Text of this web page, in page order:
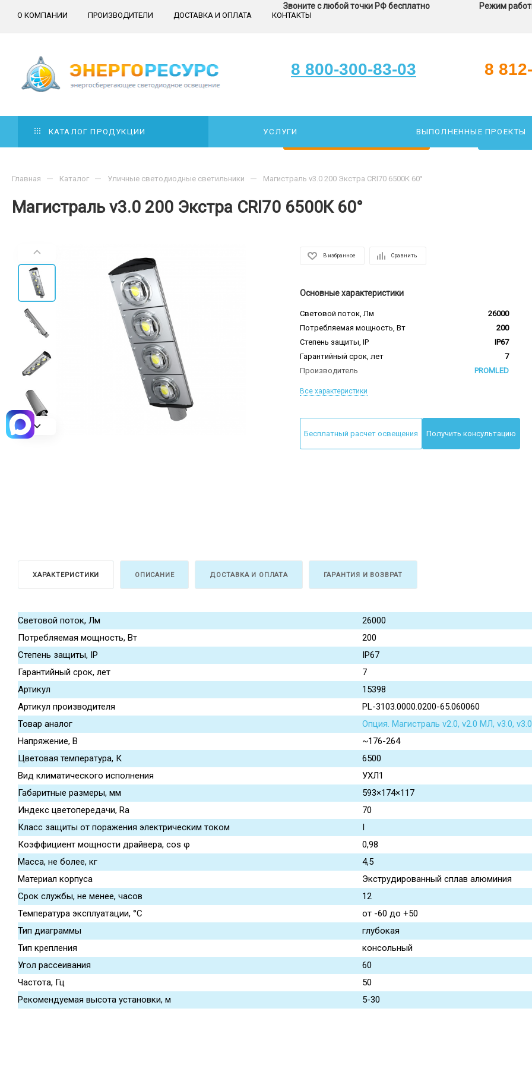
О КОМПАНИИ ПРОИЗВОДИТЕЛИ ДОСТАВКА И ОПЛАТА КОНТАКТЫ
Звоните с любой точки РФ бесплатно
8 800-300-83-03
Режим
8
КАТАЛОГ ПРОДУКЦИИ УСЛУГИ ВЫПОЛНЕННЫЕ ПРОЕКТЫ
Магистраль v3.0 200 Экстра CRI70 6500К 60°
Главная — Каталог — Уличные светодиодные светильники — Магистраль v3.0 200 Экстра CRI70 6500К 60°
В избранное Сравнить
Основные характеристики
Световой поток, Лм
26000
Потребляемая мощность, Вт
200
Степень защиты, IP
IP67
Гарантийный срок, лет
7
Производитель
PROMLED
Все характеристики
Бесплатный расчет освещения Получить консультацию
ХАРАКТЕРИСТИКИ ОПИСАНИЕ ДОСТАВКА И ОПЛАТА ГАРАНТИЯ И ВОЗВРАТ
Световой поток, Лм
26000
Потребляемая мощность, Вт
200
Степень защиты, IP
IP67
Гарантийный срок, лет
7
Артикул
15398
Артикул производителя
PL-3103.0000.0200-65.060060
Товар аналог
Опция. Магистраль v2.0, v2.0 МЛ, v3.0,
Напряжение, В
~176-264
Цветовая температура, К
6500
Вид климатического исполнения
УХЛ1
Габаритные размеры, мм
593×174×117
Индекс цветопередачи, Ra
70
Класс защиты от поражения электрическим током
I
Коэффициент мощности драйвера, cos φ
0,98
Масса, не более, кг
4,5
Материал корпуса
Экструдированный сплав алюминия
Срок службы, не менее, часов
12
Температура эксплуатации, °С
от -60 до +50
Тип диаграммы
глубокая
Тип крепления
консольный
Угол рассеивания
60
Частота, Гц
50
Рекомендуемая высота установки, м
5-30